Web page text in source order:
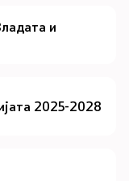
и
2025-2028